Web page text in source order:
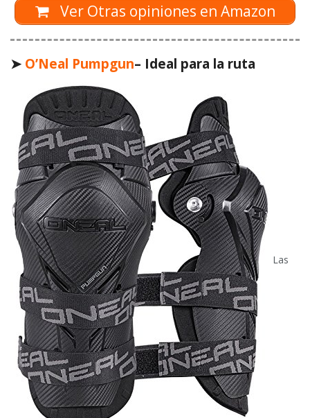
Ver Otras opiniones en Amazon
➤ O’Neal Pumpgun– Ideal para la ruta
Las